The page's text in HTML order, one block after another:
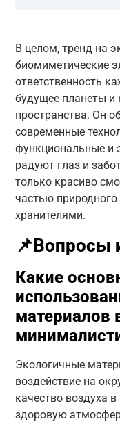
В целом, тренд на
биомиметические
ответственность
будущее планеты и
пространства. Он
современные
функциональные и
радуют глаз и
только красиво
частью
хранителями.
📌Вопросы
Какие
материалов
Экологичные
воздействие на
качество воздуха
здоровую